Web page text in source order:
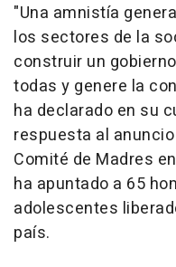
"Una amnistía
los sectores de la
construir un
todas y genere la
ha declarado en su
respuesta al
Comité de Madres
ha apuntado a 65
adolescentes
país.